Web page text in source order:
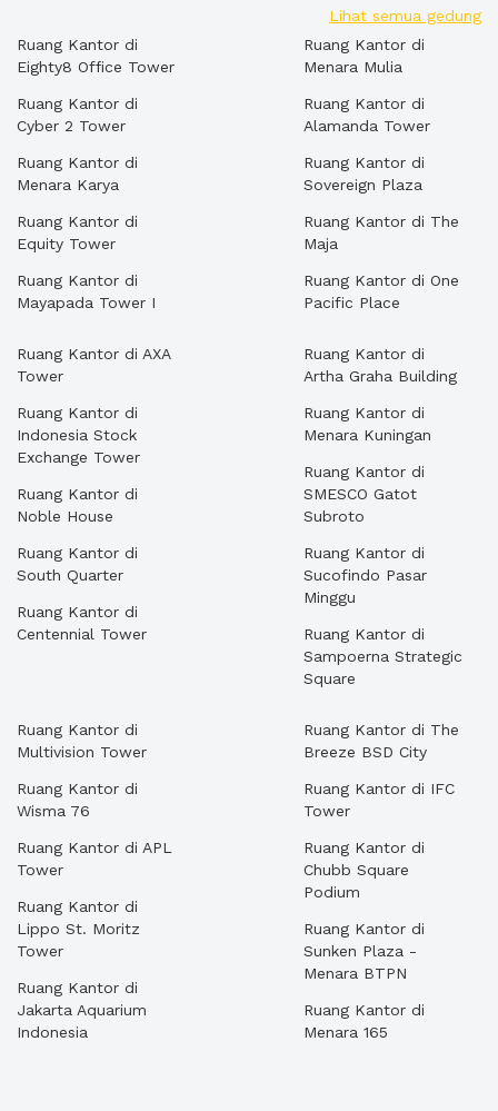
Lihat semua gedung
Ruang Kantor di
Eighty8 Office Tower
Ruang Kantor di
Cyber 2 Tower
Ruang Kantor di
Menara Karya
Ruang Kantor di
Equity Tower
Ruang Kantor di
Mayapada Tower I
Ruang Kantor di
Menara Mulia
Ruang Kantor di
Alamanda Tower
Ruang Kantor di
Sovereign Plaza
Ruang Kantor di The
Maja
Ruang Kantor di One
Pacific Place
Ruang Kantor di AXA
Tower
Ruang Kantor di
Indonesia Stock
Exchange Tower
Ruang Kantor di
Noble House
Ruang Kantor di
South Quarter
Ruang Kantor di
Centennial Tower
Ruang Kantor di
Artha Graha Building
Ruang Kantor di
Menara Kuningan
Ruang Kantor di
SMESCO Gatot
Subroto
Ruang Kantor di
Sucofindo Pasar
Minggu
Ruang Kantor di
Sampoerna Strategic
Square
Ruang Kantor di
Multivision Tower
Ruang Kantor di
Wisma 76
Ruang Kantor di APL
Tower
Ruang Kantor di
Lippo St. Moritz
Tower
Ruang Kantor di
Jakarta Aquarium
Indonesia
Ruang Kantor di The
Breeze BSD City
Ruang Kantor di IFC
Tower
Ruang Kantor di
Chubb Square
Podium
Ruang Kantor di
Sunken Plaza -
Menara BTPN
Ruang Kantor di
Menara 165